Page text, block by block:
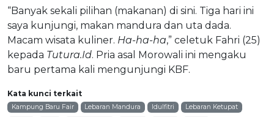
“Banyak sekali pilihan (makanan) di sini. Tiga hari ini
saya kunjungi, makan mandura dan uta dada.
Macam wisata kuliner. Ha-ha-ha,” celetuk Fahri (25)
kepada Tutura.Id. Pria asal Morowali ini mengaku
baru pertama kali mengunjungi KBF.
Kata kunci terkait
Kampung Baru Fair Lebaran Mandura Idulfitri
Lebaran Ketupat